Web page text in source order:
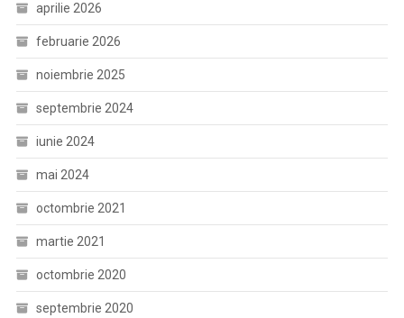
aprilie 2026
februarie 2026
noiembrie 2025
septembrie 2024
iunie 2024
mai 2024
octombrie 2021
martie 2021
octombrie 2020
septembrie 2020